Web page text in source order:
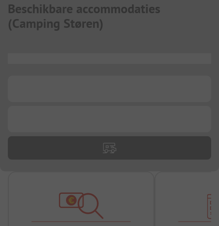
Beschikbare accommodaties
(Camping Støren)